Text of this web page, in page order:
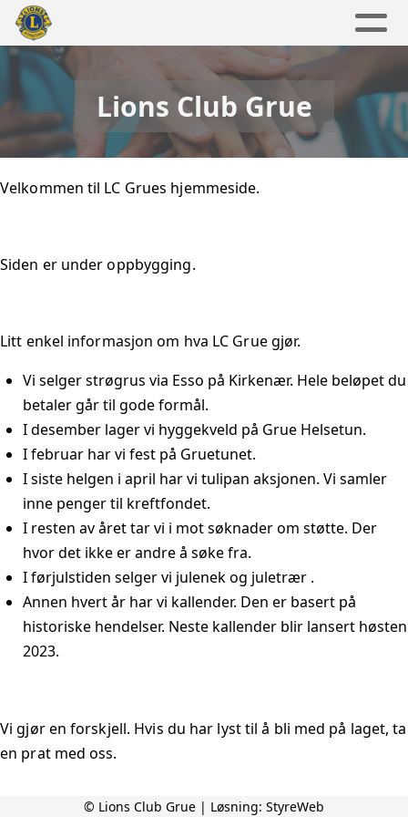
Lions Club Grue
Velkommen til LC Grues hjemmeside.
Siden er under oppbygging.
Litt enkel informasjon om hva LC Grue gjør.
Vi selger strøgrus via Esso på Kirkenær. Hele beløpet du
betaler går til gode formål.
I desember lager vi hyggekveld på Grue Helsetun.
I februar har vi fest på Gruetunet.
I siste helgen i april har vi tulipan aksjonen. Vi samler
inne penger til kreftfondet.
I resten av året tar vi i mot søknader om støtte. Der
hvor det ikke er andre å søke fra.
I førjulstiden selger vi julenek og juletrær .
Annen hvert år har vi kallender. Den er basert på
historiske hendelser. Neste kallender blir lansert høsten
2023.
Vi gjør en forskjell. Hvis du har lyst til å bli med på laget, ta
en prat med oss.
© Lions Club Grue | Løsning: StyreWeb